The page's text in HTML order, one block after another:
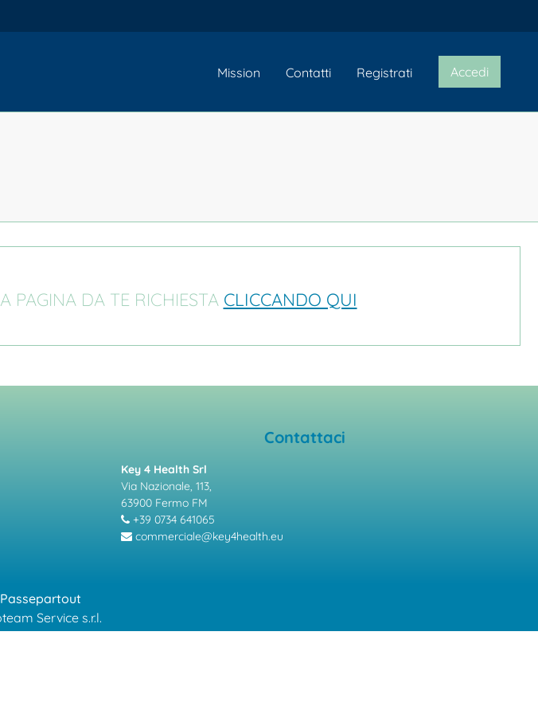
Mission Contatti Registrati Accedi
PAGINA DA TE RICHIESTA CLICCANDO QUI
Contattaci
Key 4 Health Srl
Via Nazionale, 113,
63900 Fermo FM
+39 0734 641065
commerciale@key4health.eu
Passepartout
Service s.r.l.